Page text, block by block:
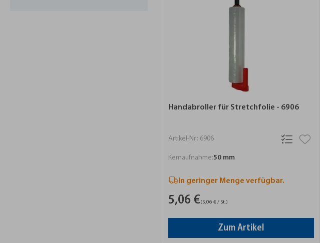
Handabroller für Stretchfolie - 6906
Artikel-Nr.: 6906
Kernaufnahme:50 mm
In geringer Menge verfügbar.
5,06 €(5,06 € / St.)
Zum Artikel